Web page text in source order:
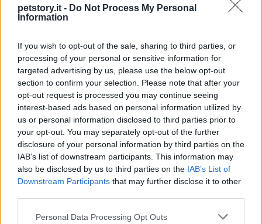
petstory.it - Do Not Process My Personal
Information
If you wish to opt-out of the sale, sharing to third parties, or
processing of your personal or sensitive information for
targeted advertising by us, please use the below opt-out
section to confirm your selection. Please note that after your
opt-out request is processed you may continue seeing
interest-based ads based on personal information utilized by
us or personal information disclosed to third parties prior to
your opt-out. You may separately opt-out of the further
disclosure of your personal information by third parties on the
IAB’s list of downstream participants. This information may
also be disclosed by us to third parties on the IAB’s List of
Downstream Participants that may further disclose it to other
Please note that this website/app uses one or more Google
Personal Data Processing Opt Outs
Inoltre, considerare l’opzione di un educatore
cinofilo per organizzare incontri mirati e sicuri può
come introdurre i cani in modo che si sentano a
proprio agio e possano instaurare relazioni positive.
La chiave è sempre mantenere un approccio
consapevole e rispettoso nei confronti delle
esigenze dei nostri animali. Non è bello sapere che
possiamo fare la differenza nel loro benessere
sociale?
Staff